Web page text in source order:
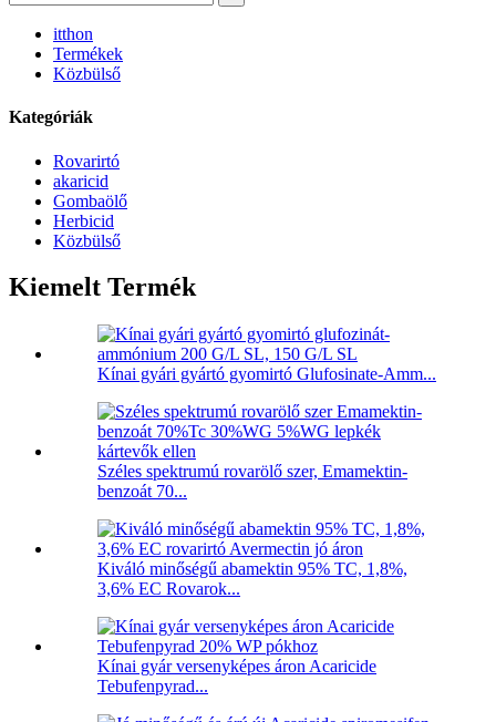
itthon
Termékek
Közbülső
Kategóriák
Rovarirtó
akaricid
Gombaölő
Herbicid
Közbülső
Kiemelt Termék
Kínai gyári gyártó gyomirtó Glufosinate-Amm...
Széles spektrumú rovarölő szer, Emamektin-
benzoát 70...
Kiváló minőségű abamektin 95% TC, 1,8%,
3,6% EC Rovarok...
Kínai gyár versenyképes áron Acaricide
Tebufenpyrad...